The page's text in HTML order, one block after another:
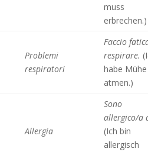
muss
erbrechen.)
Problemi
respiratori
Faccio
respirare.
habe
atmen.)
Allergia
Sono
allergico/a
(Ich bin
allergisch